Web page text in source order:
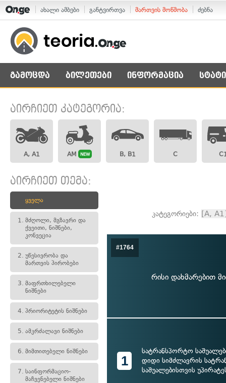
ახალი ამბები განტვირთვა მართვის მოწმობა ძებნა
გამოცდა ბილეთები ინფორმაცია
აირჩიეთ კატეგორია:
A, A1 AM NEW B, B1 C
აირჩიეთ თემა:
ყველა
1. მძღოლი, მგზავრი და
ქვეითი, ნიშნები,
კონვეცია
2. უწესივრობა და
მართვის პირობები
3. მაფრთხილებელი
ნიშნები
4. პრიორიტეტის ნიშნები
5. ამკრძალავი ნიშნები
6. მიმთითებელი ნიშნები
7. საინფორმაციო-
მაჩვენებელი ნიშნები
კატეგორიები: [A,
#1764
რისი დახმარებით
1
სატრანსპორტო
დიდი სიმძლავრის
საშუალებისთვის